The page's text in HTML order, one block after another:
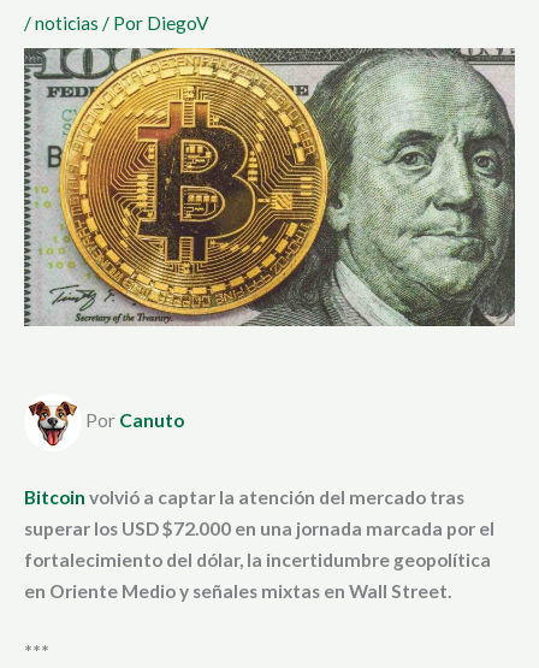
/noticias / Por DiegoV
Por Canuto
Bitcoin volvió a captar la atención del mercado tras
superar los USD $72.000 en una jornada marcada por el
fortalecimiento del dólar, la incertidumbre geopolítica
en Oriente Medio y señales mixtas en Wall Street.
***